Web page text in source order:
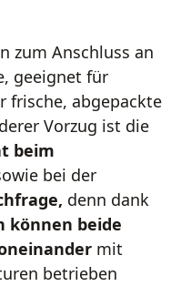
zum Anschluss an
geeignet für
frische, abgepackte
Vorzug ist die
beim
bei der
denn dank
können beide
mit
betrieben